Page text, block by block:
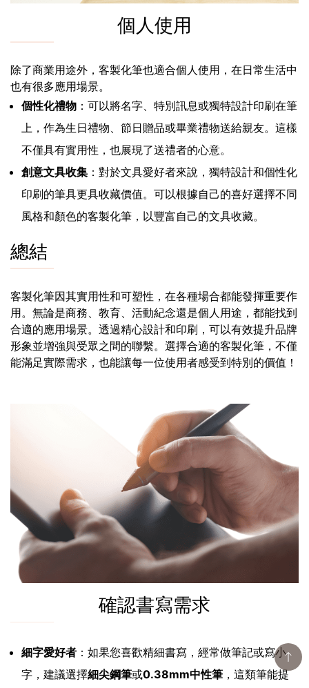
個人使用
除了商業用途外，客製化筆也適合個人使用，在日常生活中
也有很多應用場景。
個性化禮物 ：可以將名字、特別訊息或獨特設計印刷在筆
上，作為生日禮物、節日贈品或畢業禮物送給親友。這樣
不僅具有實用性，也展現了送禮者的心意。
創意文具收集 ：對於文具愛好者來說，獨特設計和個性化
印刷的筆具更具收藏價值。可以根據自己的喜好選擇不同
風格和顏色的客製化筆，以豐富自己的文具收藏。
總結
客製化筆因其實用性和可塑性，在各種場合都能發揮重要作
用。無論是商務、教育、活動紀念還是個人用途，都能找到
合適的應用場景。透過精心設計和印刷，可以有效提升品牌
形象並增強與受眾之間的聯繫。選擇合適的客製化筆，不僅
能滿足實際需求，也能讓每一位使用者感受到特別的價值！
確認書寫需求
細字愛好者 ：如果您喜歡精細書寫，經常做筆記或寫小
字，建議選擇細尖鋼筆或0.38mm中性筆 ，這類筆能提